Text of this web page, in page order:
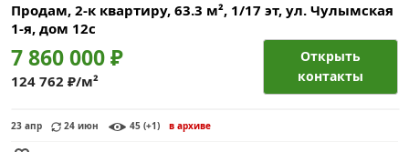
Продам, 2-к квартиру, 63.3 м², 1/17 эт, ул. Чулымская
1-я, дом 12с
7 860 000 ₽
124 762 ₽/м²
Открыть
контакты
23 апр 24 июн 45 (+1) в архиве